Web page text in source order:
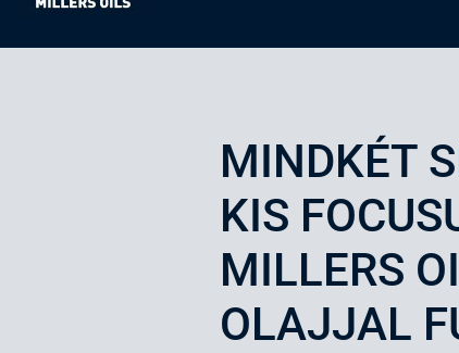
MINDKÉT
KIS
MILLERS
OLAJJAL